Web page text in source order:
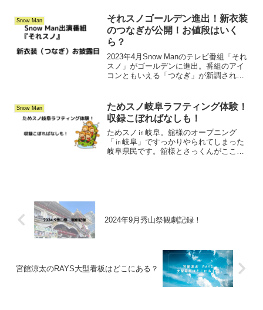
Snow Man
それスノゴールデン進出！新衣装
のつなぎが公開！お値段はいく
ら？
2023年4月Snow Manのテレビ番組「それ
スノ」がゴールデンに進出。番組のアイ
コンともいえる「つなぎ」が新調され、
そのお値段はいくら？
Snow Man
ためスノ岐阜ラフティング体験！
収録こぼればなしも！
ためスノ㏌岐阜。舘様のオープニング
「㏌岐阜」ですっかりやられてしまった
岐阜県民です。舘様とさっくんがここを
2024年9月秀山祭観劇記録！
宮館涼太のRAYS大型看板はどこにある？